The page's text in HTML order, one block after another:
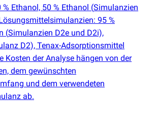
% Ethanol, 50 % Ethanol (Simulanzien
95 %
(Simulanzien D2e und D2i),
D2), Tenax-Adsorptionsmittel
Kosten der Analyse hängen von der
dem gewünschten
und dem verwendeten
ab.